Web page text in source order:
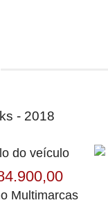
- 2018
Multimarcas